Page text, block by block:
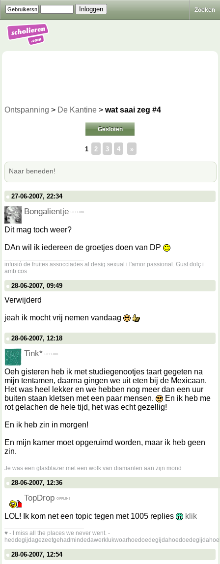
Zoeken
Ontspanning > De Kantine > wat saai zeg #4
Gesloten
1 2 3 4 »
Naar beneden!
27-06-2007, 22:34
Bongalientje
Dit mag toch weer?
DAn wil ik iedereen de groetjes doen van DP
infusió de fruites assocciades al desig sexual i l'amor passional. Gust dolç i
amb cos
28-06-2007, 09:49
Verwijderd
jeah ik mocht vrij nemen vandaag
28-06-2007, 12:18
Tink*
Oeh gisteren heb ik met studiegenootjes taart gegeten na
mijn tentamen, daarna gingen we uit eten bij de Mexicaan.
Het was heel lekker en we hebben nog meer dan een uur
buiten staan kletsen met een paar mensen.
En ik heb me
rot gelachen de hele tijd, het was echt gezellig!
En ik heb zin in morgen!
En mijn kamer moet opgeruimd worden, maar ik heb geen
zin.
Je was een glasblazer met een wolk van diamanten aan zijn mond
28-06-2007, 12:36
TopDrop
LOL! Ik kom net een topic tegen met 1005 replies
klik
♥ - I miss all the places we never went. -
28-06-2007, 12:54